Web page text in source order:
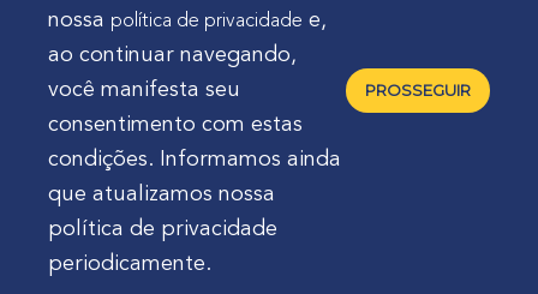
Quero Enerbras na minha loja
Enerbras Materiais Elétricos Ltda.
Mocelin, nº 81, Ferrari | CEP 83606-310 | Campo Largo -
nossa política de privacidade e,
ao continuar navegando,
você manifesta seu
consentimento com estas
condições. Informamos ainda
que atualizamos nossa
política de privacidade
periodicamente.
PROSSEGUIR